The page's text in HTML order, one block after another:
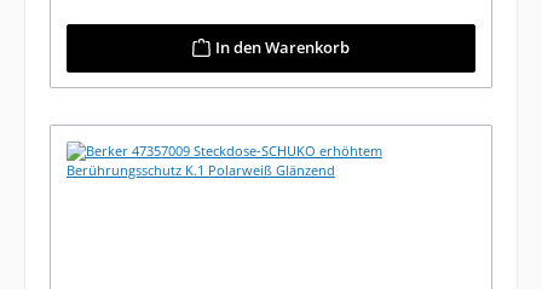
In den Warenkorb